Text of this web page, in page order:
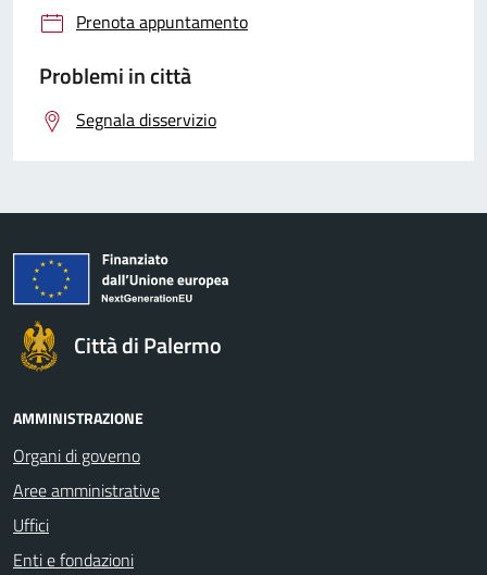
Prenota appuntamento
Problemi in città
Segnala disservizio
Città di Palermo
AMMINISTRAZIONE
Organi di governo
Aree amministrative
Uffici
Enti e fondazioni